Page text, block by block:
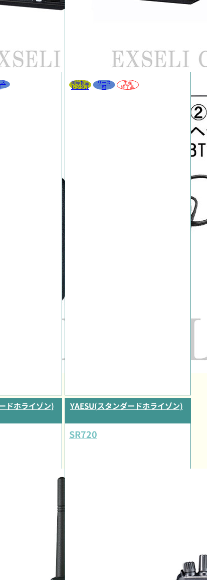
ス 同等製品
レンタル
リース
可
生産
終了品
ドホライゾン) YAESU(スタンダードホライゾン)
SR720